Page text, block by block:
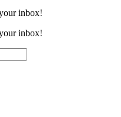
inbox!
inbox!